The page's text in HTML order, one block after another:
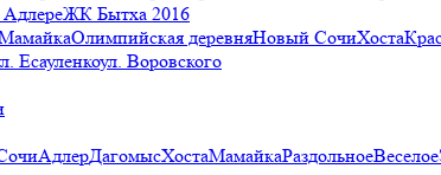
ЖК Бытха 2016
Олимпийская деревняНовый СочиХоста
Есауленкоул. Воровского
АдлерДагомысХостаМамайкаРаздольноеВеселое